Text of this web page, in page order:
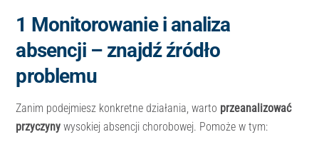
1️ Monitorowanie i analiza
absencji – znajdź źródło
problemu
Zanim podejmiesz konkretne działania, warto przeanalizować
przyczyny wysokiej absencji chorobowej. Pomoże w tym: